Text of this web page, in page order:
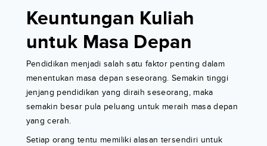
Keuntungan Kuliah
untuk Masa Depan
Pendidikan menjadi salah satu faktor penting dalam
menentukan masa depan seseorang. Semakin tinggi
jenjang pendidikan yang diraih seseorang, maka
semakin besar pula peluang untuk meraih masa depan
yang cerah.
Setiap orang tentu memiliki alasan tersendiri untuk